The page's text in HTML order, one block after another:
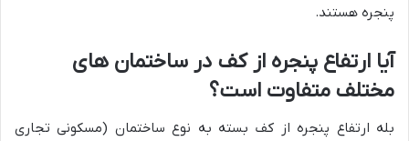
پنجره هستند.
آیا ارتفاع پنجره از کف در ساختمان های
مختلف متفاوت است؟
بله ارتفاع پنجره از کف بسته به نوع ساختمان (مسکونی تجاری